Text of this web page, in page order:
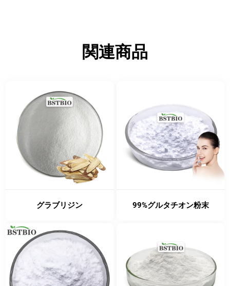
関連商品
グラブリジン 99%グルタチオン粉末